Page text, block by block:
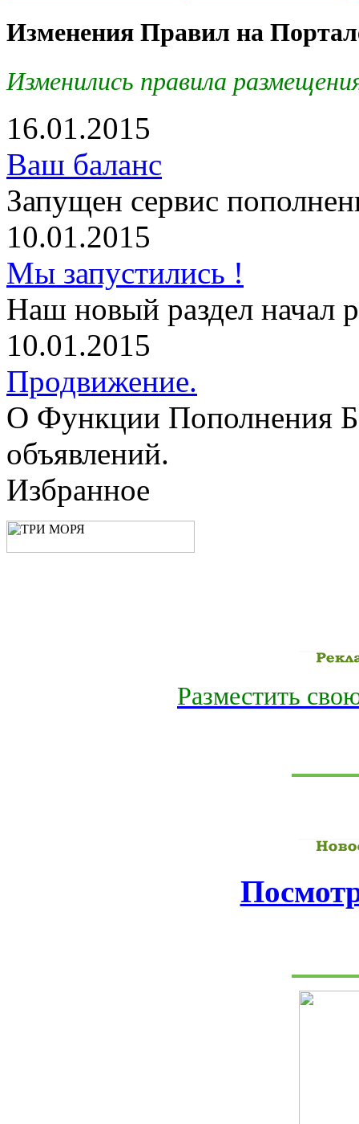
Изменения Правил на
Изменились правила
16.01.2015
Ваш баланс
Запущен сервис
10.01.2015
Мы запустились !
Наш новый раздел начал
10.01.2015
Продвижение.
О Функции Пополнения
объявлений.
Избранное
Разместить